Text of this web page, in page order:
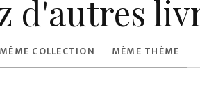
d'autres
MÊME COLLECTION MÊME THÈME